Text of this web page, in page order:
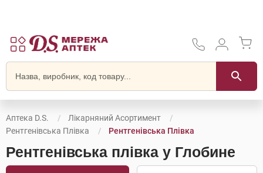
Аптека D.S.
Лікарняний Асортимент
Рентгенівська Плівка
Рентгенівська Плівка
Рентгенівська плівка у Глобине